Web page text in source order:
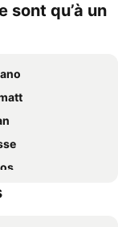
sont qu’à un
Noire